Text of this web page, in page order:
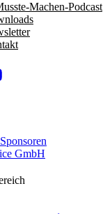
Machen-Podcast
GmbH